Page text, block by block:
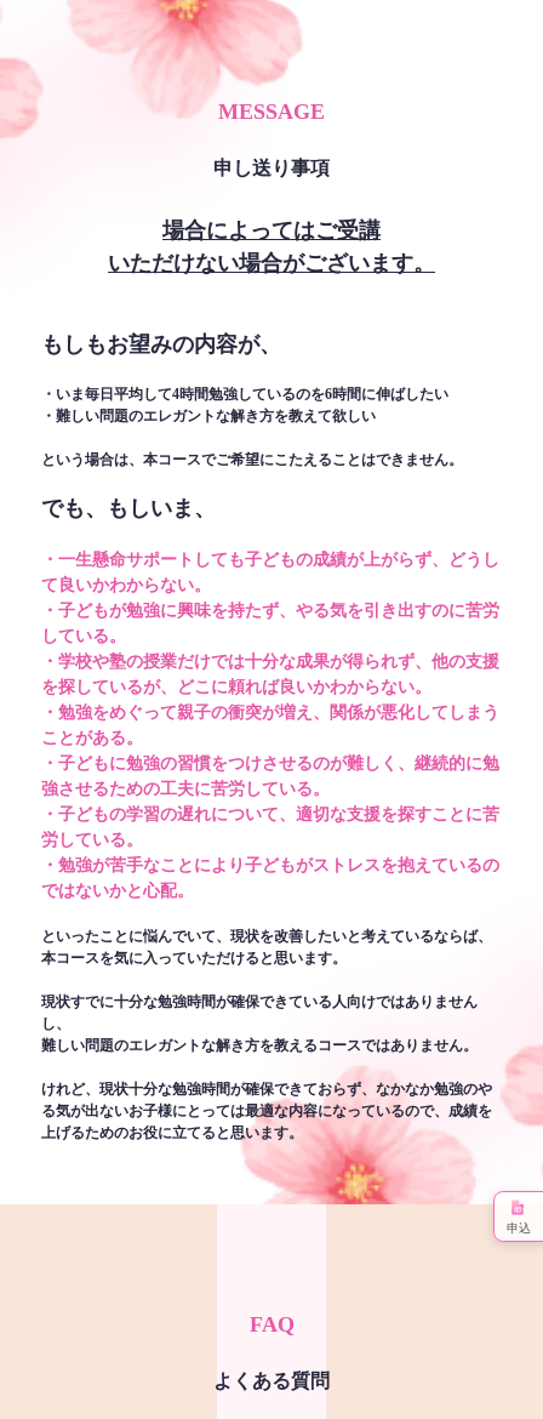
MESSAGE
申し送り事項
場合によってはご受講
いただけない場合がございます。
もしもお望みの内容が、
・いま毎日平均して4時間勉強しているのを6時間に伸ばしたい
・難しい問題のエレガントな解き方を教えて欲しい
という場合は、本コースでご希望にこたえることはできません。
でも、もしいま、
・一生懸命サポートしても子どもの成績が上がらず、どうし
て良いかわからない。
・子どもが勉強に興味を持たず、やる気を引き出すのに苦労
している。
・学校や塾の授業だけでは十分な成果が得られず、他の支援
を探しているが、どこに頼れば良いかわからない。
・勉強をめぐって親子の衝突が増え、関係が悪化してしまう
ことがある。
・子どもに勉強の習慣をつけさせるのが難しく、継続的に勉
強させるための工夫に苦労している。
・子どもの学習の遅れについて、適切な支援を探すことに苦
労している。
・勉強が苦手なことにより子どもがストレスを抱えているの
ではないかと心配。
といったことに悩んでいて、現状を改善したいと考えているならば、
本コースを気に入っていただけると思います。
現状すでに十分な勉強時間が確保できている人向けではありません
し、
難しい問題のエレガントな解き方を教えるコースではありません。
けれど、現状十分な勉強時間が確保できておらず、なかなか勉強のや
る気が出ないお子様にとっては最適な内容になっているので、成績を
上げるためのお役に立てると思います。
FAQ
よくある質問
申込